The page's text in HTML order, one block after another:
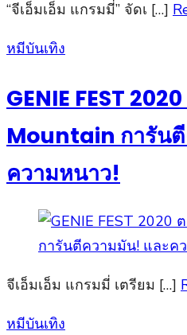
“จีเอ็มเอ็ม แกรมมี่” จัดเ […]
Posted
หมีบันเทิง
GENIE FEST
Mountain การัน
ความหนาว!
จีเอ็มเอ็ม แกรมมี่ เตรียม […]
Posted
หมีบันเทิง